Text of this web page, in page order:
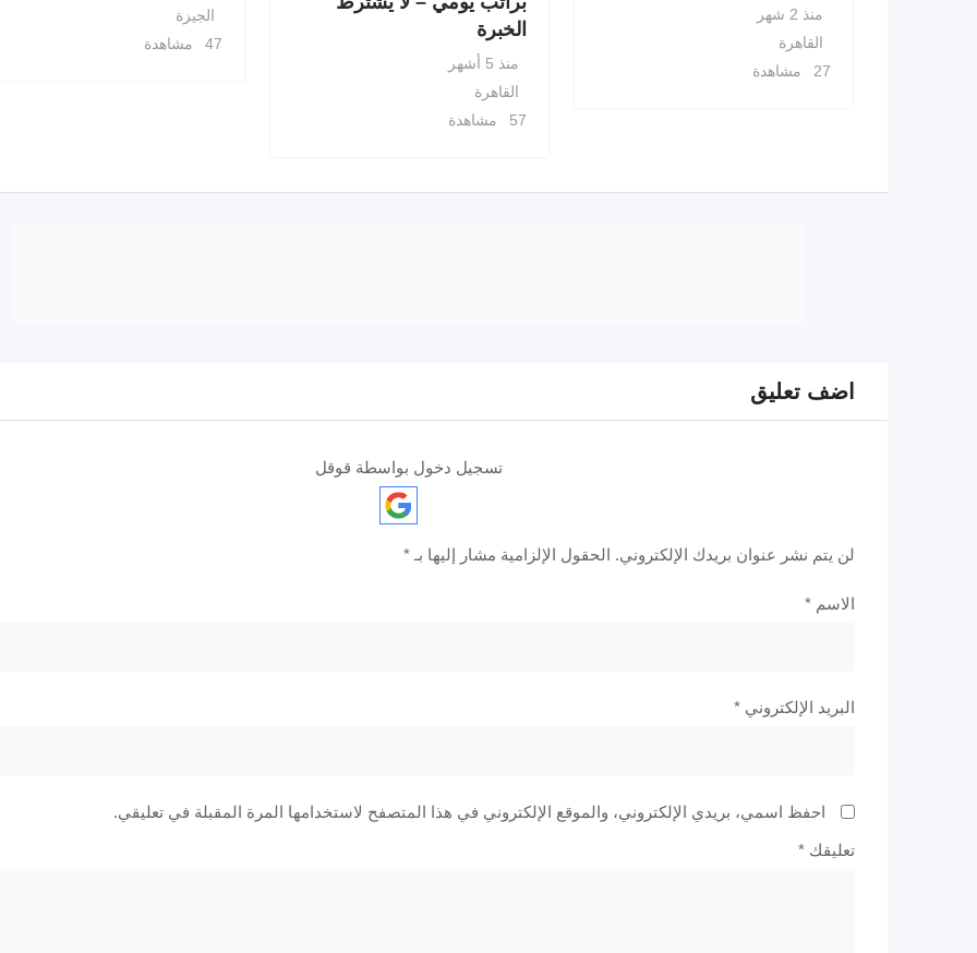
منذ 2 شهر
القاهرة
27 مشاهدة
الخبرة
منذ 5 أشهر
القاهرة
57 مشاهدة
الجيزة
47 مشاهدة
اضف تعليق
تسجيل دخول بواسطة قوقل
لن يتم نشر عنوان بريدك الإلكتروني. الحقول الإلزامية مشار إليها بـ *
الاسم *
البريد الإلكتروني *
احفظ اسمي، بريدي الإلكتروني، والموقع الإلكتروني في هذا المتصفح لاستخدامها المرة المقبلة في تعليقي.
تعليقك *